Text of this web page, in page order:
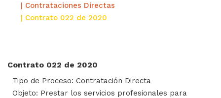
| Contrataciones Directas
| Contrato 022 de 2020
Contrato 022 de 2020
Tipo de Proceso: Contratación Directa
Objeto: Prestar los servicios profesionales para